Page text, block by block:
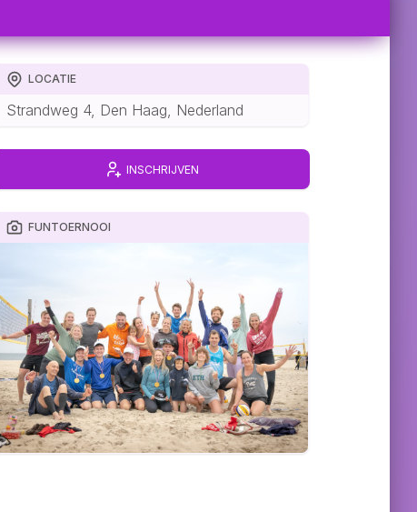
LOCATIE
Strandweg 4, Den Haag, Nederland
INSCHRIJVEN
FUNTOERNOOI